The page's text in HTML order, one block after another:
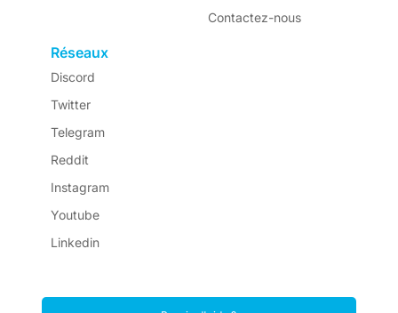
Contactez-nous
Réseaux
Discord
Twitter
Telegram
Reddit
Instagram
Youtube
Linkedin